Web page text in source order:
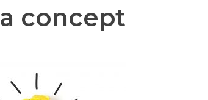
concept